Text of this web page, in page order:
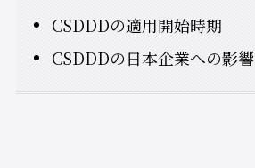
CSDDDの適用開始時期
CSDDDの日本企業への影響